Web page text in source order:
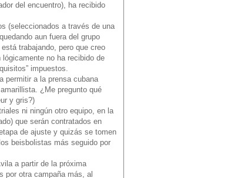
del encuentro), ha recibido
(seleccionados a través de una
aun fuera del grupo
trabajando, pero que creo
no ha recibido de
impuestos.
permitir a la prensa cubana
¿Me pregunto qué
y gris?)
ni ningún otro equipo, en la
que serán contratados en
de ajuste y quizás se tomen
beisbolistas más seguido por
a partir de la próxima
por otra campaña más, al